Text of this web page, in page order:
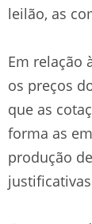
leilão, as
Em relação
os preços
que as
forma as
produção